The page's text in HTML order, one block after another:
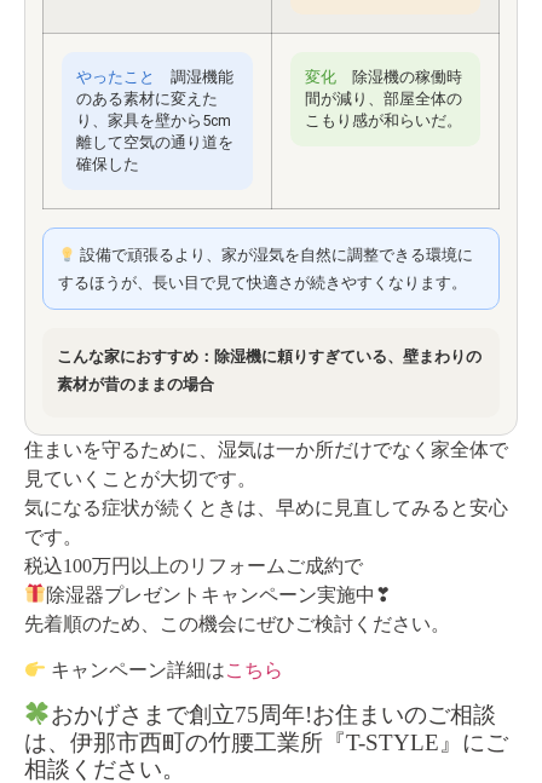
やったこと
調湿機能
のある素材に変えた
り、家具を壁から5cm
離して空気の通り道を
確保した
変化 除湿機の稼働時
間が減り、部屋全体の
こもり感が和らいだ。
設備で頑張るより、家が湿気を自然に調整できる環境に
するほうが、長い目で見て快適さが続きやすくなります。
こんな家におすすめ：除湿機に頼りすぎている、 壁まわりの
素材が昔のままの場合
住まいを守るために、湿気は一か所だけでなく家全体で
見ていくことが大切です。
気になる症状が続くときは、早めに見直してみると安心
です。
税込100万円以上のリフォームご成約で
除湿器プレゼントキャンペーン実施中❣
先着順のため、この機会にぜひご検討ください。
キャンペーン詳細はこちら
おかげさまで創立75周年!お住まいのご相談
は、伊那市西町の竹腰工業所『T-STYLE』にご
相談ください。